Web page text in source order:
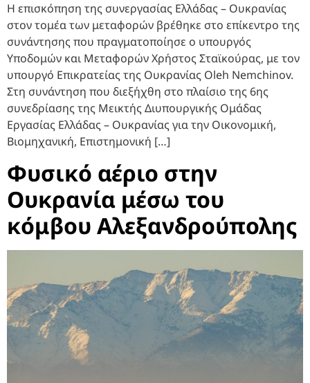
Η επισκόπηση της συνεργασίας Ελλάδας – Ουκρανίας
στον τομέα των μεταφορών βρέθηκε στο επίκεντρο της
συνάντησης που πραγματοποίησε ο υπουργός
Υποδομών και Μεταφορών Χρήστος Σταϊκούρας, με τον
υπουργό Επικρατείας της Ουκρανίας Oleh Nemchinov.
Στη συνάντηση που διεξήχθη στο πλαίσιο της 6ης
συνεδρίασης της Μεικτής Διυπουργικής Ομάδας
Εργασίας Ελλάδας – Ουκρανίας για την Οικονομική,
Βιομηχανική, Επιστημονική […]
Φυσικό αέριο στην
Ουκρανία μέσω του
κόμβου Αλεξανδρούπολης